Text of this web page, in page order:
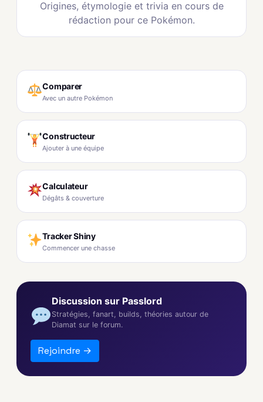
Origines, étymologie et trivia en cours de
rédaction pour ce Pokémon.
Comparer
Avec un autre Pokémon
Constructeur
Ajouter à une équipe
Calculateur
Dégâts & couverture
Tracker Shiny
Commencer une chasse
Discussion sur Passlord
Stratégies, fanart, builds, théories autour de
Diamat sur le forum.
Rejoindre →